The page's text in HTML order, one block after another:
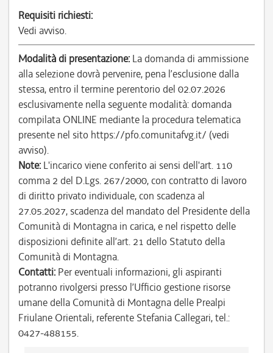
Requisiti richiesti:
Vedi avviso.
Modalità di presentazione: La domanda di ammissione
alla selezione dovrà pervenire, pena l’esclusione dalla
stessa, entro il termine perentorio del 02.07.2026
esclusivamente nella seguente modalità: domanda
compilata ONLINE mediante la procedura telematica
presente nel sito https://pfo.comunitafvg.it/ (vedi
avviso).
Note: L'incarico viene conferito ai sensi dell'art. 110
comma 2 del D.Lgs. 267/2000, con contratto di lavoro
di diritto privato individuale, con scadenza al
27.05.2027, scadenza del mandato del Presidente della
Comunità di Montagna in carica, e nel rispetto delle
disposizioni definite all’art. 21 dello Statuto della
Comunità di Montagna.
Contatti: Per eventuali informazioni, gli aspiranti
potranno rivolgersi presso l’Ufficio gestione risorse
umane della Comunità di Montagna delle Prealpi
Friulane Orientali, referente Stefania Callegari, tel.:
0427-488155.